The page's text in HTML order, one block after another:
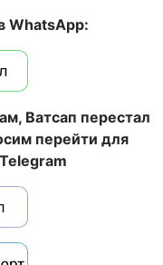
WhatsApp:
Ватсап перестал
перейти для